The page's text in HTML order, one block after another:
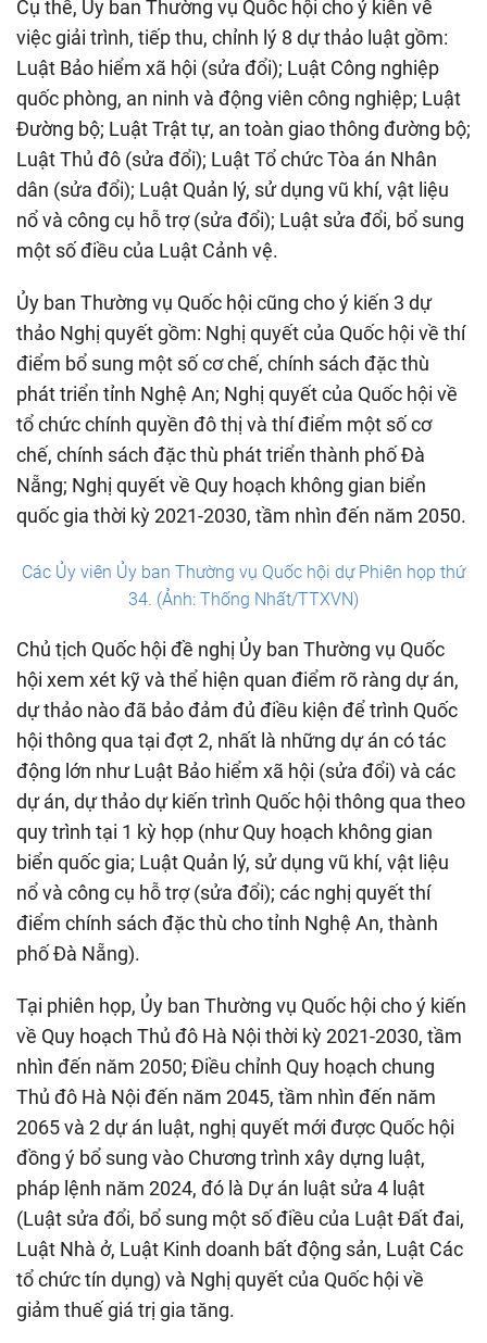
Cụ thể, Ủy ban Thường vụ Quốc hội cho ý kiến về
việc giải trình, tiếp thu, chỉnh lý 8 dự thảo luật gồm:
Luật Bảo hiểm xã hội (sửa đổi); Luật Công nghiệp
quốc phòng, an ninh và động viên công nghiệp; Luật
Đường bộ; Luật Trật tự, an toàn giao thông đường bộ;
Luật Thủ đô (sửa đổi); Luật Tổ chức Tòa án Nhân
dân (sửa đổi); Luật Quản lý, sử dụng vũ khí, vật liệu
nổ và công cụ hỗ trợ (sửa đổi); Luật sửa đổi, bổ sung
một số điều của Luật Cảnh vệ.
Ủy ban Thường vụ Quốc hội cũng cho ý kiến 3 dự
thảo Nghị quyết gồm: Nghị quyết của Quốc hội về thí
điểm bổ sung một số cơ chế, chính sách đặc thù
phát triển tỉnh Nghệ An; Nghị quyết của Quốc hội về
tổ chức chính quyền đô thị và thí điểm một số cơ
chế, chính sách đặc thù phát triển thành phố Đà
Nẵng; Nghị quyết về Quy hoạch không gian biển
quốc gia thời kỳ 2021-2030, tầm nhìn đến năm 2050.
Các Ủy viên Ủy ban Thường vụ Quốc hội dự Phiên họp thứ
34. (Ảnh: Thống Nhất/TTXVN)
Chủ tịch Quốc hội đề nghị Ủy ban Thường vụ Quốc
hội xem xét kỹ và thể hiện quan điểm rõ ràng dự án,
dự thảo nào đã bảo đảm đủ điều kiện để trình Quốc
hội thông qua tại đợt 2, nhất là những dự án có tác
động lớn như Luật Bảo hiểm xã hội (sửa đổi) và các
dự án, dự thảo dự kiến trình Quốc hội thông qua theo
quy trình tại 1 kỳ họp (như Quy hoạch không gian
biển quốc gia; Luật Quản lý, sử dụng vũ khí, vật liệu
nổ và công cụ hỗ trợ (sửa đổi); các nghị quyết thí
điểm chính sách đặc thù cho tỉnh Nghệ An, thành
phố Đà Nẵng).
Tại phiên họp, Ủy ban Thường vụ Quốc hội cho ý kiến
về Quy hoạch Thủ đô Hà Nội thời kỳ 2021-2030, tầm
nhìn đến năm 2050; Điều chỉnh Quy hoạch chung
Thủ đô Hà Nội đến năm 2045, tầm nhìn đến năm
2065 và 2 dự án luật, nghị quyết mới được Quốc hội
đồng ý bổ sung vào Chương trình xây dựng luật,
pháp lệnh năm 2024, đó là Dự án luật sửa 4 luật
(Luật sửa đổi, bổ sung một số điều của Luật Đất đai,
Luật Nhà ở, Luật Kinh doanh bất động sản, Luật Các
tổ chức tín dụng) và Nghị quyết của Quốc hội về
giảm thuế giá trị gia tăng.